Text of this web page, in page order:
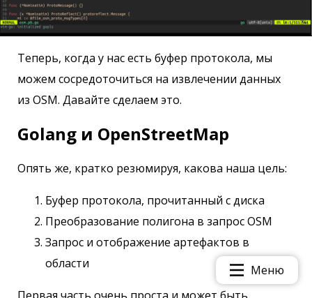
Теперь, когда у нас есть буфер протокола, мы
можем сосредоточиться на извлечении данных
из OSM. Давайте сделаем это.
Golang и OpenStreetMap
Опять же, кратко резюмируя, какова наша цель:
Буфер протокола, прочитанный с диска
Преобразование полигона в запрос OSM
Запрос и отображение артефактов в
области
Меню